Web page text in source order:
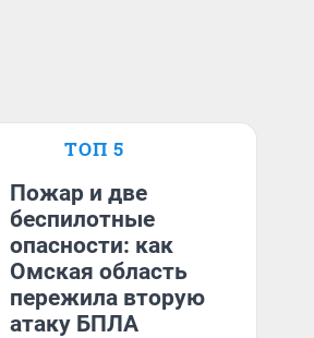
ТОП 5
Пожар и две
беспилотные
опасности: как
Омская область
пережила вторую
атаку БПЛА